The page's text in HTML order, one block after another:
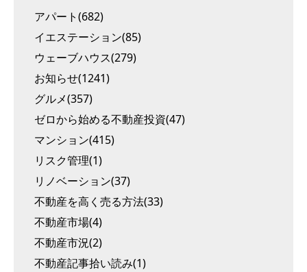
アパート(682)
イエステーション(85)
ウェーブハウス(279)
お知らせ(1241)
グルメ(357)
ゼロから始める不動産投資(47)
マンション(415)
リスク管理(1)
リノベーション(37)
不動産を高く売る方法(33)
不動産市場(4)
不動産市況(2)
不動産記事拾い読み(1)